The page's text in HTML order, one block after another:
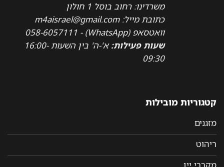
משרדינו: רחוב בוסל 1 חולון
כתובת מייל: m4aisrael@gmail.com
וואטסאפ (WhatsApp) - 058-6057111
שעות פעילות:
א'-ה' בין השעות 16:00-
09:30
קטגוריות מובילות
מזגנים
ריהוט